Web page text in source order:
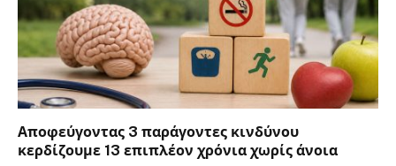
Αποφεύγοντας 3 παράγοντες κινδύνου
κερδίζουμε 13 επιπλέον χρόνια χωρίς άνοια